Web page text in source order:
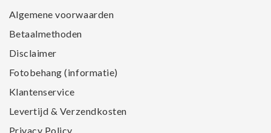
Algemene voorwaarden
Betaalmethoden
Disclaimer
Fotobehang (informatie)
Klantenservice
Levertijd & Verzendkosten
Privacy Policy